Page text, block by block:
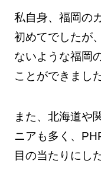
私自身、福岡の
初めてでしたが
ないような福岡
ことができました
また、北海道や
ニアも多く、
目の当たりにし